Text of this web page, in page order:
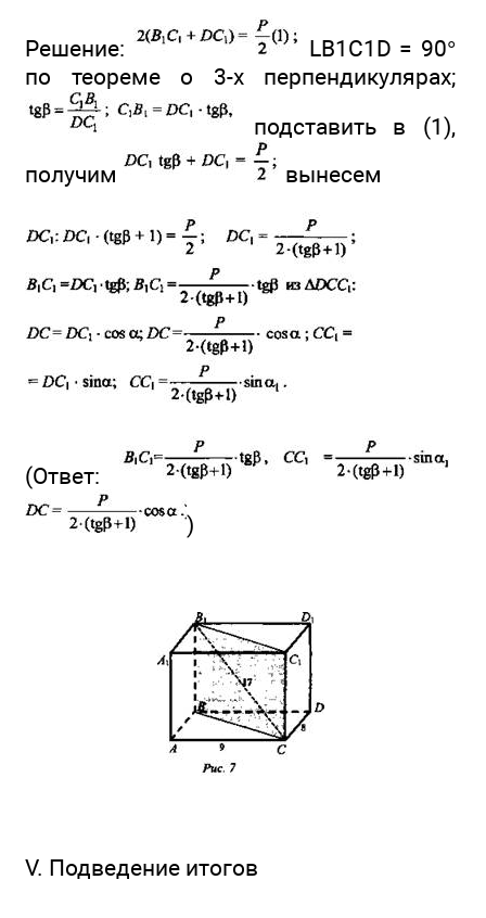
Решение:
LB1C1D = 90°
по теореме о 3-х перпендикуляpax;
подставить в (1),
получим
вынесем
(Ответ:
)
V. Подведение итогов